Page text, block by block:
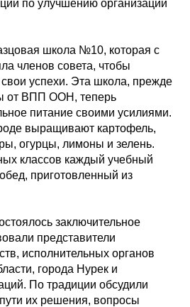
по улучшению организации
школа №10, которая с
членов совета, чтобы
успехи. Эта школа, прежде
от ВПП ООН, теперь
питание своими усилиями.
выращивают картофель,
огурцы, лимоны и зелень.
классов каждый учебный
приготовленный из
заключительное
представители
исполнительных органов
города Нурек и
По традиции обсудили
их решения, вопросы